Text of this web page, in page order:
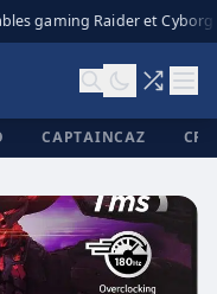
gaming Raider et Cyborg
CAPTAINCAZ
✕